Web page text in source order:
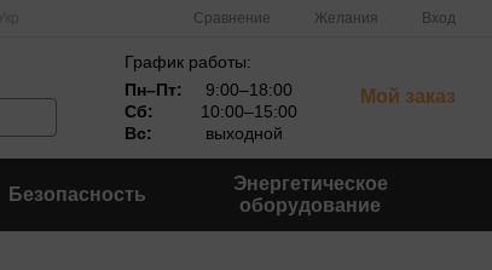
Сравнение Желания Вход
График работы:
Пн–Пт:
9:00–18:00
Сб:
10:00–15:00
Вс:
выходной
Мой заказ
Безопасность
Энергетическое
оборудование